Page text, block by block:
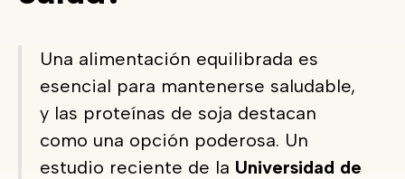
Una alimentación equilibrada es
esencial para mantenerse saludable,
y las proteínas de soja destacan
como una opción poderosa. Un
estudio reciente de la Universidad de